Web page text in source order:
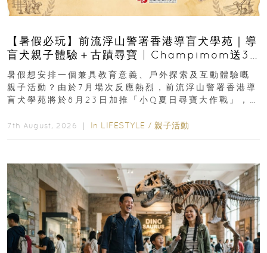
【暑假必玩】前流浮山警署香港導盲犬學苑｜導
盲犬親子體驗＋古蹟尋寶 | Champimom送3
組免費名額
暑假想安排一個兼具教育意義、戶外探索及互動體驗嘅
親子活動？由於7月場次反應熱烈，前流浮山警署香港導
盲犬學苑將於8月23日加推「小Q夏日尋寶大作戰」，家
7th August, 2026 ｜ In LIFESTYLE / 親子活動